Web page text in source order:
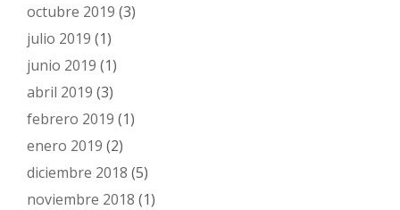
octubre 2019 (3)
julio 2019 (1)
junio 2019 (1)
abril 2019 (3)
febrero 2019 (1)
enero 2019 (2)
diciembre 2018 (5)
noviembre 2018 (1)